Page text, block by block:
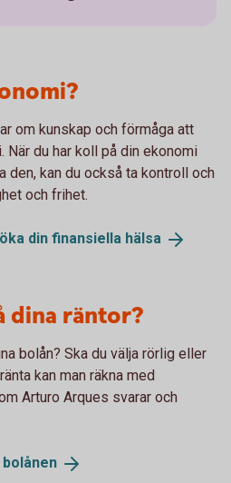
om kunskap och förmåga att
När du har koll på din ekonomi
den, kan du också ta kontroll och
och frihet.
din finansiella hälsa
dina räntor?
bolån? Ska du välja rörlig eller
kan man räkna med
Arturo Arques svarar och
bolånen